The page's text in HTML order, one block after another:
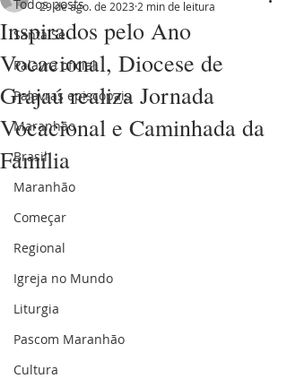
Todos posts
Santa Sé
Palavra oficial
Palavras episcopais
Maranhão
Brasil
Maranhão
Começar
Regional
Igreja no Mundo
Liturgia
Pascom Maranhão
Cultura
Inspirados pelo Ano
Vocacional, Diocese de
Grajaú realiza Jornada
Vocacional e Caminhada da
Família
29 de ago. de 2023 2 min de leitura